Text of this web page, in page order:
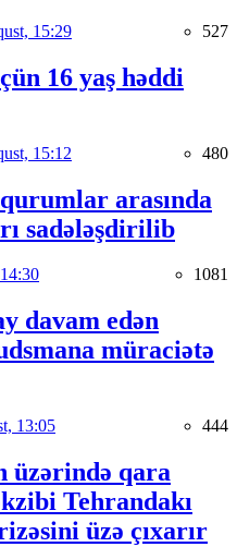
15:29 527
16 yaş həddi
15:12 480
arasında
sadələşdirilib
1081
davam edən
müraciətə
13:05 444
üzərində qara
Tehrandakı
üzə çıxarır